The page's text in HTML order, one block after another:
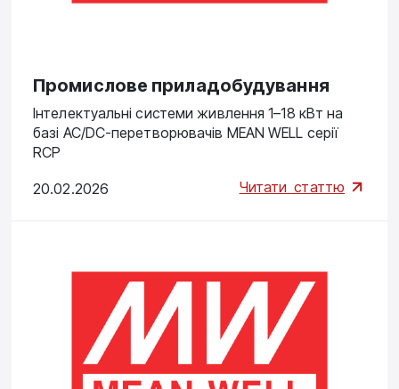
Промислове приладобудування
Інтелектуальні системи живлення 1–18 кВт на
базі AC/DC-перетворювачів MEAN WELL серії
RCP
20.02.2026 Читати статтю